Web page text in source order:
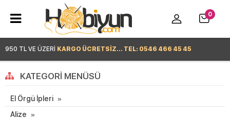
950 TL VE ÜZERİ KARGO ÜCRETSİZ... TEL: 0546 466 45 45
0
KATEGORI MENÜSÜ
El Örgü İpleri
Alize